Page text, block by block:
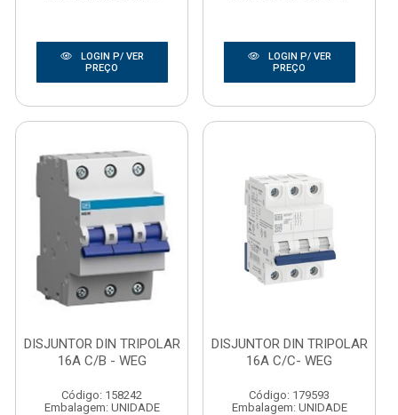
LOGIN P/ VER
PREÇO
LOGIN P/ VER
PREÇO
DISJUNTOR DIN TRIPOLAR
16A C/B - WEG
Código: 158242
Embalagem: UNIDADE
DISJUNTOR DIN TRIPOLAR
16A C/C- WEG
Código: 179593
Embalagem: UNIDADE